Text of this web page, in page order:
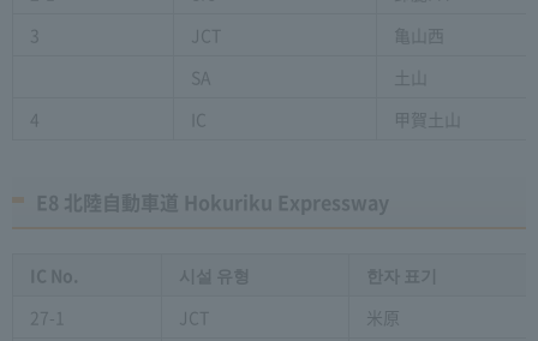
3
JCT
亀山西
SA
土山
4
IC 甲賀土山
E8 北陸自動車道 Hokuriku Expressway
27-1
JCT
米原